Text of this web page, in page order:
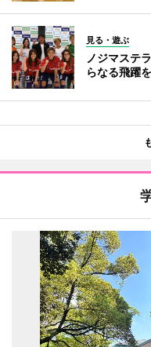
見る・遊ぶ
ノジマステ
らなる飛躍